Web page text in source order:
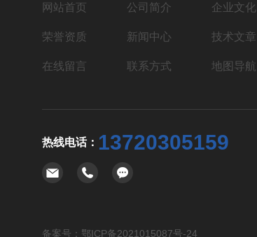
网站首页 公司简介 企业文化
荣誉资质 新闻中心 技术文章
在线留言 联系方式 地图导航
热线电话： 13720305159
备案号： 鄂ICP备2021015087号-24